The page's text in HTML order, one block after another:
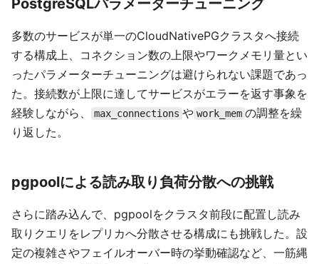
PostgreSQLパラメーターチューニング
多数のサービスが単一のCloudNativePGクラスタへ接続
する構成上、コネクション数の上限やワークメモリ量とい
ったパラメーターチューニングは避けられない課題であっ
た。接続数が上限に達してサービスがエラーを返す事象を
経験しながら、
max_connections や work_mem の調整を繰
り返した。
pgpoolによる読み取り負荷分散への挑戦
さらに踏み込んで、pgpoolをクラスタ前段に配置し読み
取りクエリをレプリカへ分散させる構成にも挑戦した。設
定の複雑さやフェイルオーバー時の挙動確認など、一筋縄